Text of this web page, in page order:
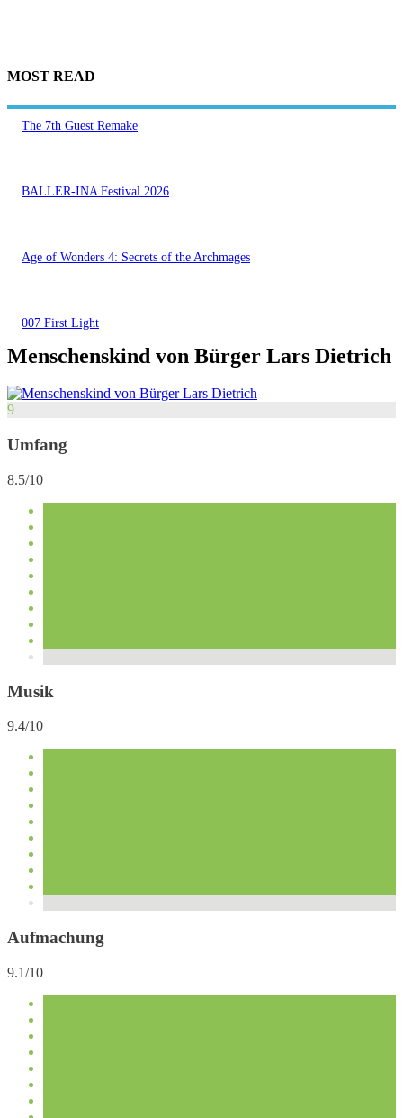
MOST READ
The 7th Guest Remake
BALLER-INA Festival 2026
Age of Wonders 4: Secrets of the Archmages
007 First Light
Menschenskind von Bürger Lars Dietrich
9
Umfang
8.5/10
Musik
9.4/10
Aufmachung
9.1/10